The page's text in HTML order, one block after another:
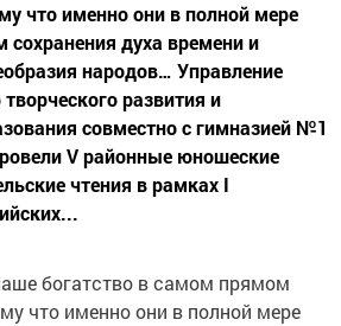
что именно они в полной мере
сохранения духа времени и
народов… Управление
развития и
совместно с гимназией №1
V районные юношеские
чтения в рамках I
богатство в самом прямом
что именно они в полной мере